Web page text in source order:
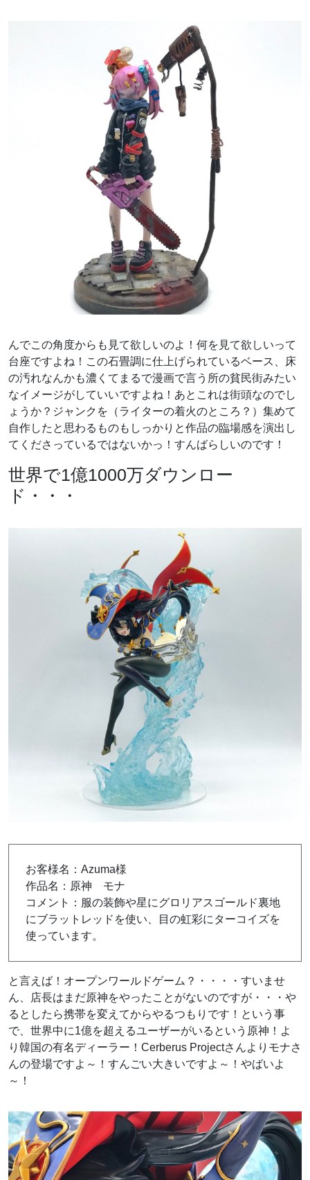
んでこの角度からも見て欲しいのよ！何を見て欲しいって
台座ですよね！この石畳調に仕上げられているベース、床
の汚れなんかも濃くてまるで漫画で言う所の貧民街みたい
なイメージがしていいですよね！あとこれは街頭なのでし
ょうか？ジャンクを（ライターの着火のところ？）集めて
自作したと思わるものもしっかりと作品の臨場感を演出し
てくださっているではないかっ！すんばらしいのです！
世界で1億1000万ダウンロー
ド・・・
お客様名：Azuma様
作品名：原神 モナ
コメント：服の装飾や星にグロリアスゴールド裏地
にブラットレッドを使い、目の虹彩にターコイズを
使っています。
と言えば！オープンワールドゲーム？・・・・すいませ
ん、店長はまだ原神をやったことがないのですが・・・や
るとしたら携帯を変えてからやるつもりです！という事
で、世界中に1億を超えるユーザーがいるという原神！よ
り韓国の有名ディーラー！Cerberus Projectさんよりモナさ
んの登場ですよ～！すんごい大きいですよ～！やばいよ
～！